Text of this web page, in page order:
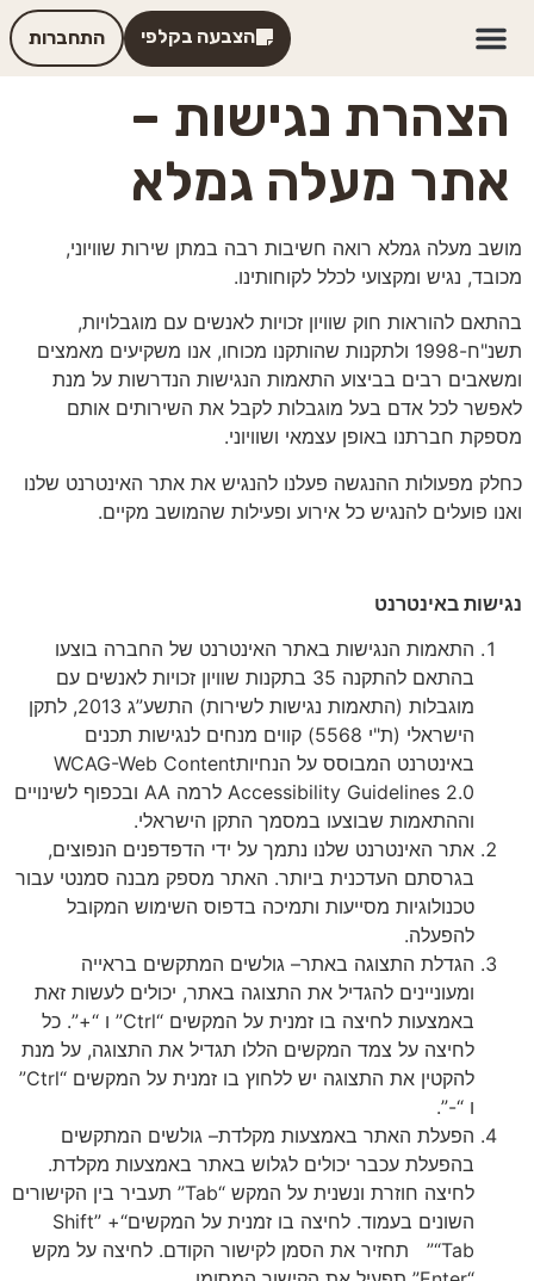
התחברות
הצבעה בקלפי
הצהרת נגישות –
אתר מעלה גמלא
מושב מעלה גמלא רואה חשיבות רבה במתן שירות שוויוני,
מכובד, נגיש ומקצועי לכלל לקוחותינו.
בהתאם להוראות חוק שוויון זכויות לאנשים עם מוגבלויות,
תשנ"ח-1998 ולתקנות שהותקנו מכוחו, אנו משקיעים מאמצים
ומשאבים רבים בביצוע התאמות הנגישות הנדרשות על מנת
לאפשר לכל אדם בעל מוגבלות לקבל את השירותים אותם
מספקת חברתנו באופן עצמאי ושוויוני.
כחלק מפעולות ההנגשה פעלנו להנגיש את אתר האינטרנט שלנו
ואנו פועלים להנגיש כל אירוע ופעילות שהמושב מקיים.
נגישות באינטרנט
התאמות הנגישות באתר האינטרנט של החברה בוצעו
בהתאם להתקנה 35 בתקנות שוויון זכויות לאנשים עם
מוגבלות (התאמות נגישות לשירות) התשע”ג 2013, לתקן
הישראלי (ת"י 5568) קווים מנחים לנגישות תכנים
באינטרנט המבוסס על הנחיותWCAG-Web Content
Accessibility Guidelines 2.0 לרמה AA ובכפוף לשינויים
וההתאמות שבוצעו במסמך התקן הישראלי.
אתר האינטרנט שלנו נתמך על ידי הדפדפנים הנפוצים,
בגרסתם העדכנית ביותר. האתר מספק מבנה סמנטי עבור
טכנולוגיות מסייעות ותמיכה בדפוס השימוש המקובל
להפעלה.
הגדלת התצוגה באתר– גולשים המתקשים בראייה
ומעוניינים להגדיל את התצוגה באתר, יכולים לעשות זאת
באמצעות לחיצה בו זמנית על המקשים “Ctrl” ו “+”. כל
לחיצה על צמד המקשים הללו תגדיל את התצוגה, על מנת
להקטין את התצוגה יש ללחוץ בו זמנית על המקשים “Ctrl”
ו “-”.
הפעלת האתר באמצעות מקלדת– גולשים המתקשים
בהפעלת עכבר יכולים לגלוש באתר באמצעות מקלדת.
לחיצה חוזרת ונשנית על המקש “Tab” תעביר בין הקישורים
השונים בעמוד. לחיצה בו זמנית על המקשים“Shift” +
“Tab” תחזיר את הסמן לקישור הקודם. לחיצה על מקש